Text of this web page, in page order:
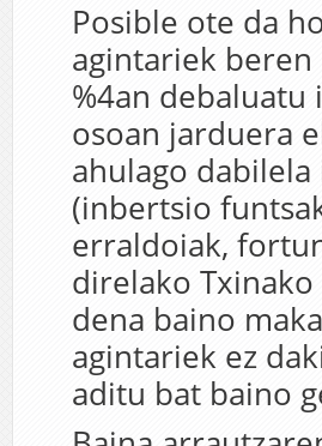
Posible ote da
agintariek
%4an debaluatu
osoan jarduera
ahulago
(inbertsio
erraldoiak,
direlako
dena baino
agintariek ez
aditu bat baino